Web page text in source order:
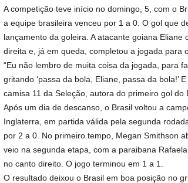
A competição teve início no domingo, 5, com o
a equipe brasileira venceu por 1 a 0. O gol que
lançamento da goleira. A atacante goiana
direita e, já em queda, completou a jogada para
“Eu não lembro de muita coisa da jogada, para
gritando ‘passa da bola, Eliane, passa da bola!’
camisa 11 da Seleção, autora do primeiro gol
Após um dia de descanso, o Brasil voltou a
Inglaterra, em partida válida pela segunda
por 2 a 0. No primeiro tempo, Megan Smithson
veio na segunda etapa, com a paraibana
no canto direito. O jogo terminou em 1 a 1.
O resultado deixou o Brasil em boa posição no